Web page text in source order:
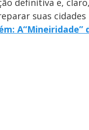
definitiva e,
suas